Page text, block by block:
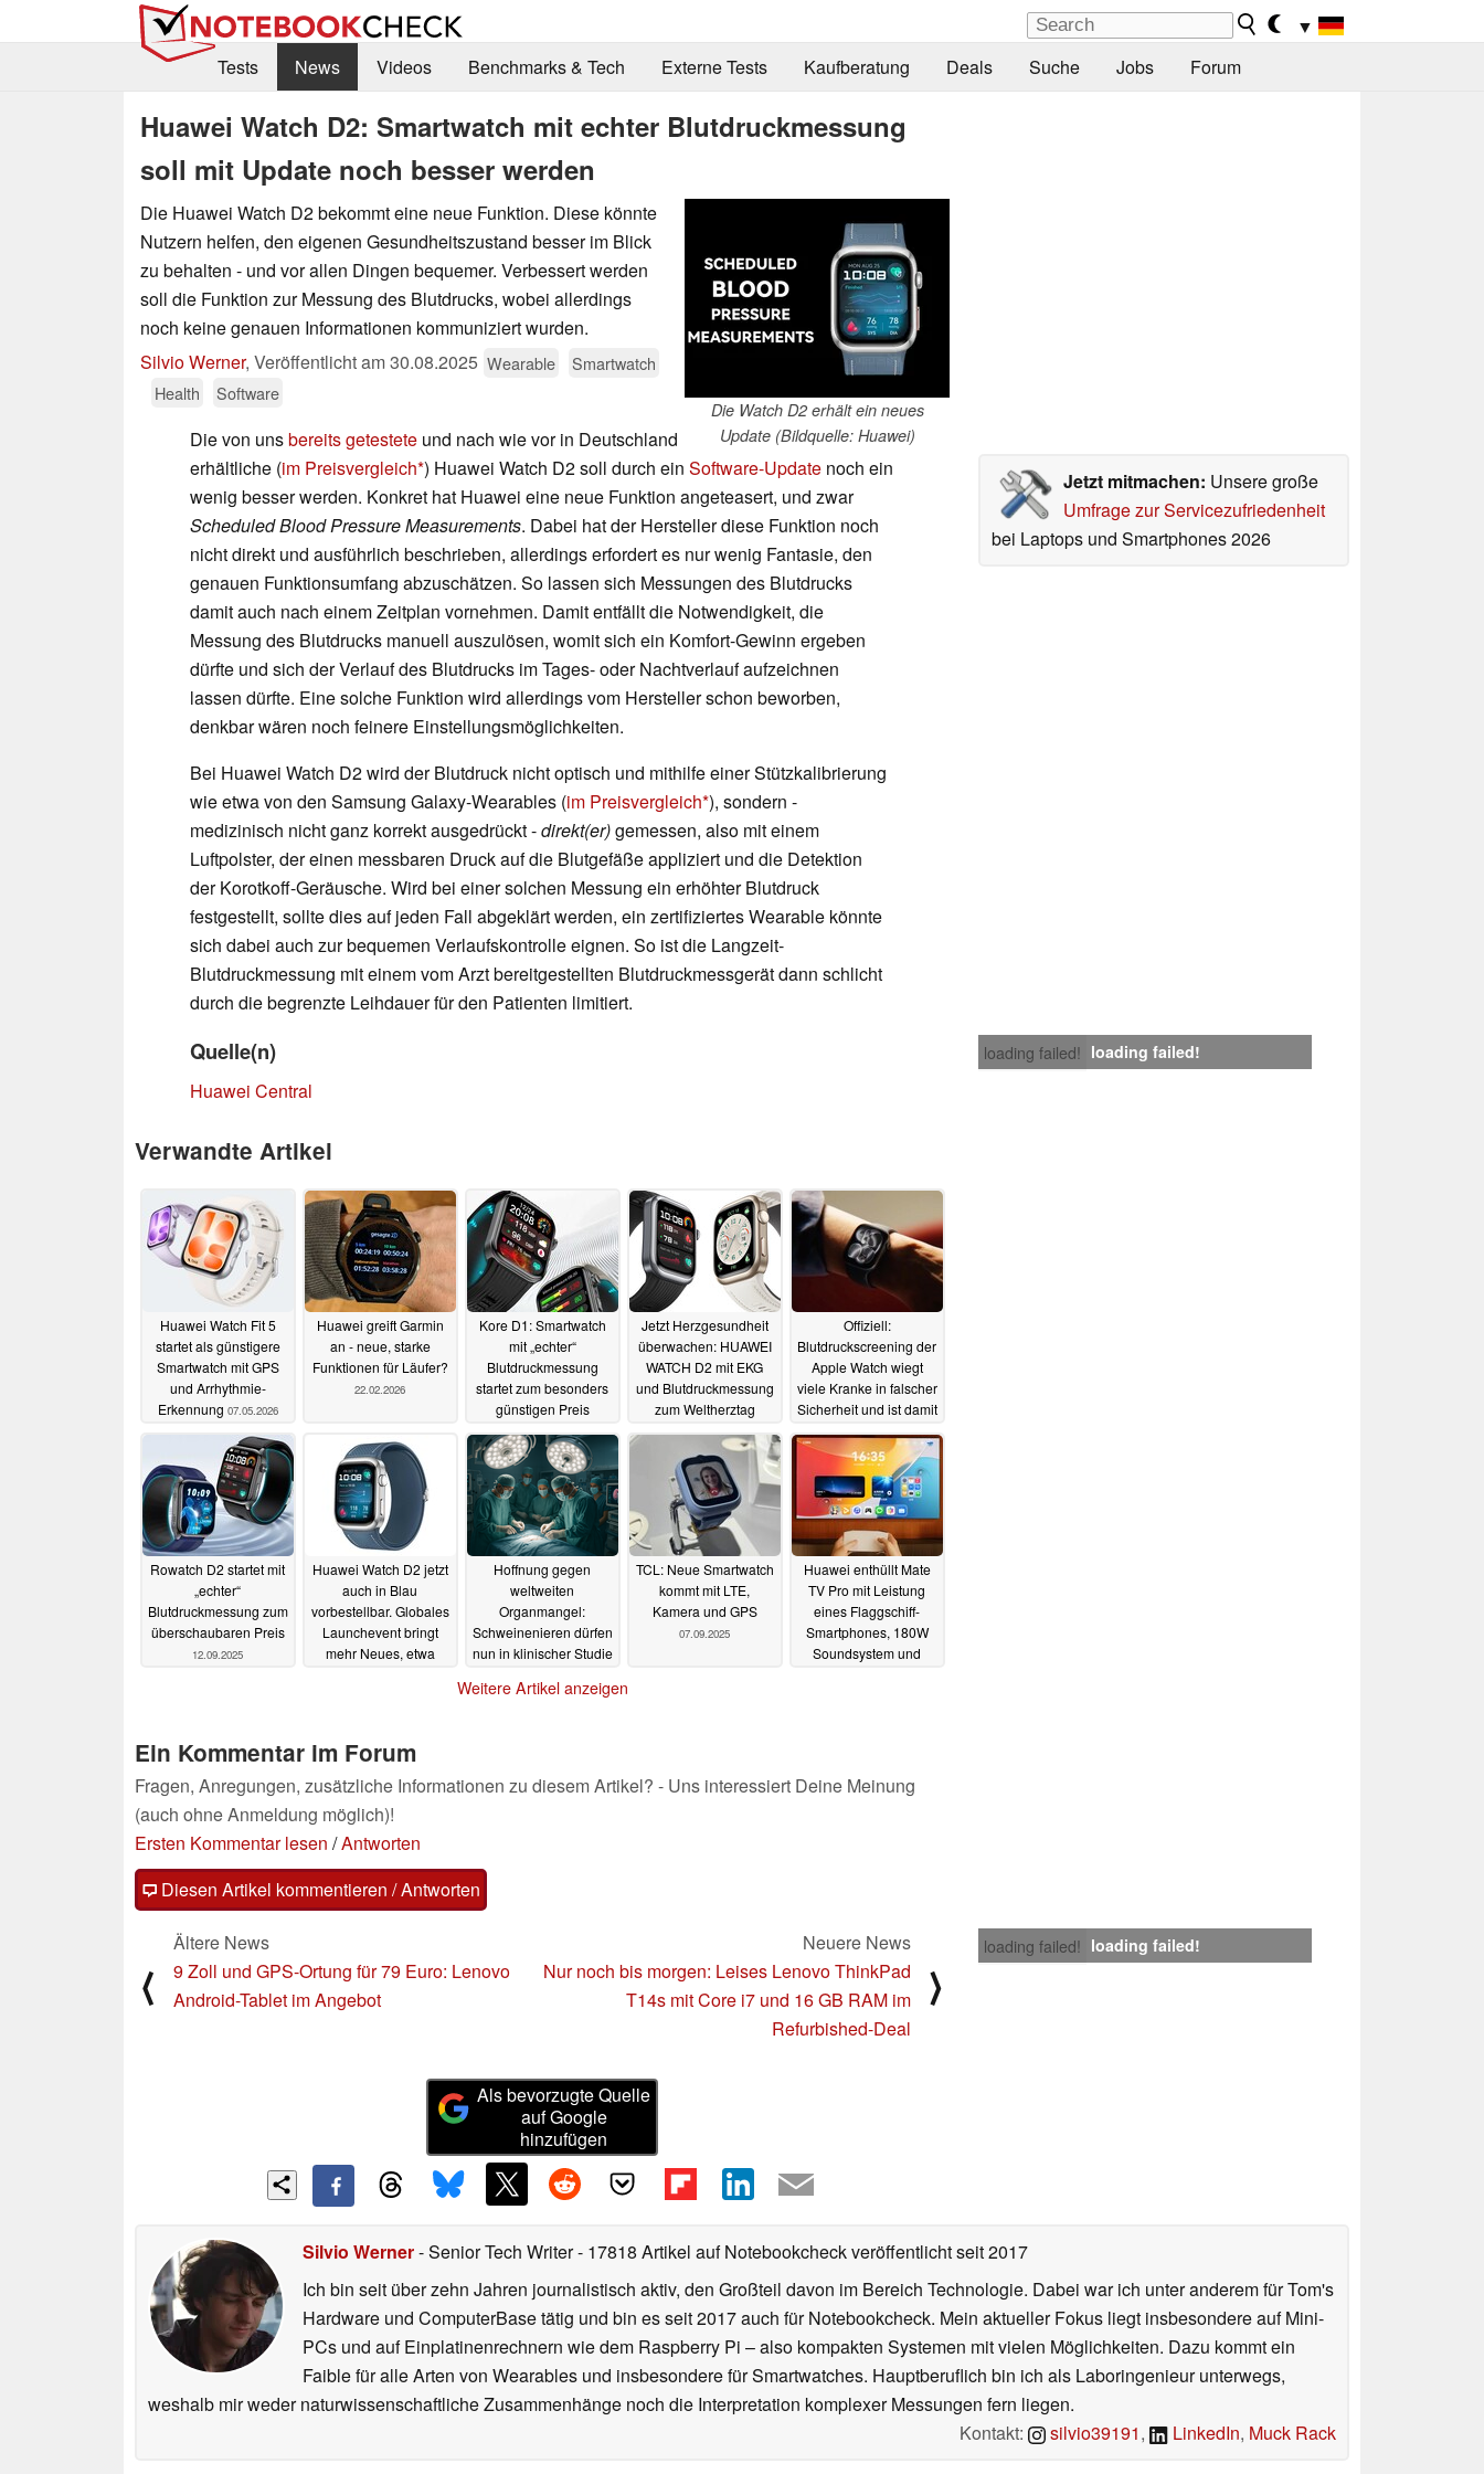
▼
Tests
News Videos Benchmarks & Tech Externe Tests Kaufberatung Deals Suche Jobs Forum
Huawei Watch D2: Smartwatch mit echter Blutdruckmessung
soll mit Update noch besser werden
Die Watch D2 erhält ein neues
Update (Bildquelle: Huawei)
Die Huawei Watch D2 bekommt eine neue Funktion. Diese könnte
Nutzern helfen, den eigenen Gesundheitszustand besser im Blick
zu behalten - und vor allen Dingen bequemer. Verbessert werden
soll die Funktion zur Messung des Blutdrucks, wobei allerdings
noch keine genauen Informationen kommuniziert wurden.
Silvio Werner, Veröffentlicht am30.08.2025 Wearable
Smartwatch
Health
Software
Jetzt mitmachen: Unsere große
Umfrage zur Servicezufriedenheit
bei Laptops und Smartphones 2026
Die von unsbereits getestete und nach wie vor in Deutschland
erhältliche (im Preisvergleich ) Huawei Watch D2 soll durch ein Software-Update noch ein
wenig besser werden. Konkret hat Huawei eine neue Funktion angeteasert, und zwar
Scheduled Blood Pressure Measurements. Dabei hat der Hersteller diese Funktion noch
nicht direkt und ausführlich beschrieben, allerdings erfordert es nur wenig Fantasie, den
genauen Funktionsumfang abzuschätzen. So lassen sich Messungen des Blutdrucks
damit auch nach einem Zeitplan vornehmen. Damit entfällt die Notwendigkeit, die
Messung des Blutdrucks manuell auszulösen, womit sich ein Komfort-Gewinn ergeben
dürfte und sich der Verlauf des Blutdrucks im Tages- oder Nachtverlauf aufzeichnen
lassen dürfte. Eine solche Funktion wird allerdings vom Hersteller schon beworben,
denkbar wären noch feinere Einstellungsmöglichkeiten.
Bei Huawei Watch D2 wird der Blutdruck nicht optisch und mithilfe einer Stützkalibrierung
wie etwa von den Samsung Galaxy-Wearables (im Preisvergleich ), sondern -
medizinisch nicht ganz korrekt ausgedrückt -direkt(er)gemessen, also mit einem
Luftpolster, der einen messbaren Druck auf die Blutgefäße appliziert und die Detektion
der Korotkoff-Geräusche. Wird bei einer solchen Messung ein erhöhter Blutdruck
festgestellt, sollte dies auf jeden Fall abgeklärt werden, ein zertifiziertes Wearable könnte
sich dabei auch zur bequemen Verlaufskontrolle eignen. So ist die Langzeit-
Blutdruckmessung mit einem vom Arzt bereitgestellten Blutdruckmessgerät dann schlicht
durch die begrenzte Leihdauer für den Patienten limitiert.
loading failed! loading failed!
Quelle(n)
Huawei Central
Verwandte Artikel
Huawei Watch Fit 5
startet als günstigere
Smartwatch mit GPS
und Arrhythmie-
Erkennung 07.05.2026
Huawei greift Garmin
an - neue, starke
Funktionen für Läufer?
22.02.2026
Kore D1: Smartwatch
mit „echter“
Blutdruckmessung
startet zum besonders
günstigen Preis
12.02.2026
Jetzt Herzgesundheit
überwachen: HUAWEI
WATCH D2 mit EKG
und Blutdruckmessung
zum Weltherztag
29.09.2025
Offiziell:
Blutdruckscreening der
Apple Watch wiegt
viele Kranke in falscher
Sicherheit und ist damit
19.09.2025
Rowatch D2 startet mit
„echter“
Blutdruckmessung zum
überschaubaren Preis
12.09.2025
Huawei Watch D2 jetzt
auch in Blau
vorbestellbar. Globales
Launchevent bringt
mehr Neues, etwa
Hoffnung gegen
weltweiten
Organmangel:
Schweinenieren dürfen
nun in klinischer Studie
11.09.2025
TCL: Neue Smartwatch
kommt mit LTE,
Kamera und GPS
07.09.2025
Huawei enthüllt Mate
TV Pro mit Leistung
eines Flaggschiff-
Smartphones, 180W
Soundsystem und
Weitere Artikel anzeigen
Ein Kommentar im Forum
Fragen, Anregungen, zusätzliche Informationen zu diesem Artikel? - Uns interessiert Deine Meinung
(auch ohne Anmeldung möglich)!
Ersten Kommentar lesen /Antworten
Diesen Artikel kommentieren / Antworten
loading failed! loading failed!
⟨
Ältere News
9 Zoll und GPS-Ortung für 79 Euro: Lenovo
Android-Tablet im Angebot
Neuere News
Nur noch bis morgen: Leises Lenovo ThinkPad
T14s mit Core i7 und 16 GB RAM im
Refurbished-Deal
⟩
Als bevorzugte Quelle
auf Google
hinzufügen
Silvio Werner- Senior Tech Writer- 17818 Artikel auf Notebookcheck veröffentlichtseit 2017
Ich bin seit über zehn Jahren journalistisch aktiv, den Großteil davon im Bereich Technologie. Dabei war ich unter anderem für Tom's
Hardware und ComputerBase tätig und bin es seit 2017 auch für Notebookcheck. Mein aktueller Fokus liegt insbesondere auf Mini-
PCs und auf Einplatinenrechnern wie dem Raspberry Pi – also kompakten Systemen mit vielen Möglichkeiten. Dazu kommt ein
Faible für alle Arten von Wearables und insbesondere für Smartwatches. Hauptberuflich bin ich als Laboringenieur unterwegs,
weshalb mir weder naturwissenschaftliche Zusammenhänge noch die Interpretation komplexer Messungen fern liegen.
Kontakt:
silvio39191, LinkedIn, Muck Rack